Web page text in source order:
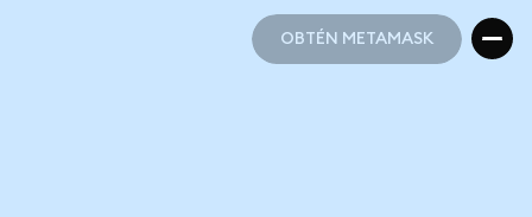
OBTÉN METAMASK